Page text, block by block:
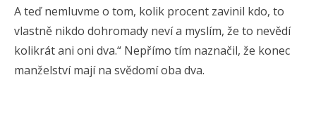
A teď nemluvme o tom, kolik procent zavinil kdo, to
vlastně nikdo dohromady neví a myslím, že to nevědí
kolikrát ani oni dva.“ Nepřímo tím naznačil, že konec
manželství mají na svědomí oba dva.